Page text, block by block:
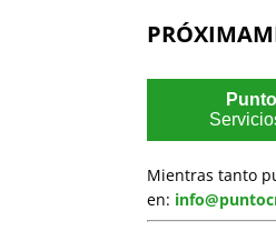
Mientras tanto
en: